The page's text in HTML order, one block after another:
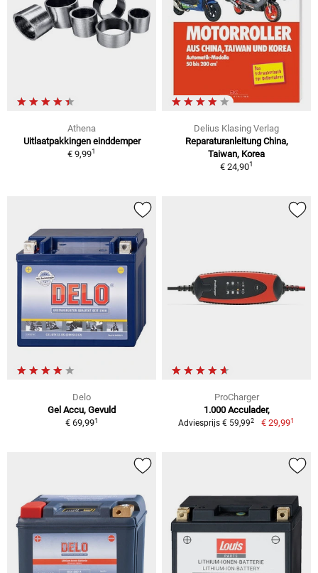
Athena
Uitlaatpakkingen einddemper
€ 9,991
Delius Klasing Verlag
Reparaturanleitung China,
Taiwan, Korea
€ 24,901
Delo
Gel Accu, Gevuld
€ 69,991
ProCharger
1.000 Acculader,
Adviesprijs € 59,992 € 29,991